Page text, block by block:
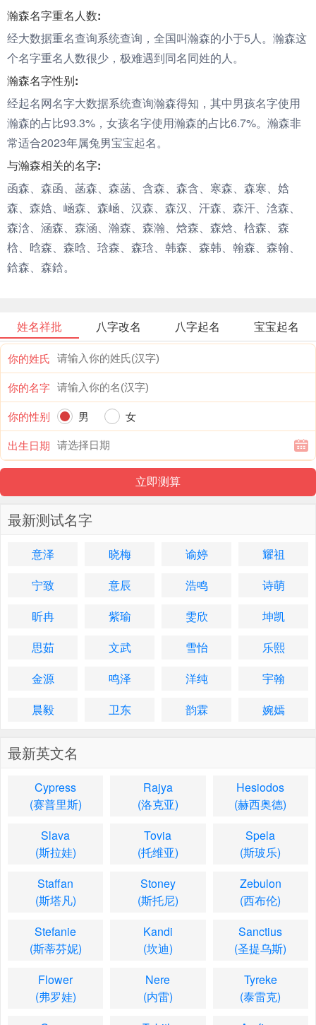
瀚森名字重名人数:
经大数据重名查询系统查询，全国叫瀚森的小于5人。瀚森这
个名字重名人数很少，极难遇到同名同姓的人。
瀚森名字性别:
经起名网名字大数据系统查询瀚森得知，其中男孩名字使用
瀚森的占比93.3%，女孩名字使用瀚森的占比6.7%。瀚森非
常适合2023年属兔男宝宝起名。
与瀚森相关的名字:
函森、森函、菡森、森菡、含森、森含、寒森、森寒、娢
森、森娢、崡森、森崡、汉森、森汉、汗森、森汗、浛森、
森浛、涵森、森涵、瀚森、森瀚、焓森、森焓、梒森、森
梒、晗森、森晗、琀森、森琀、韩森、森韩、翰森、森翰、
鋡森、森鋡。
姓名祥批 八字改名 八字起名 宝宝起名
你的姓氏
你的名字
你的性别
男
女
出生日期
最新测试名字
意泽 晓梅 谕婷
耀祖
宁致
意辰 浩鸣
诗萌
昕冉
紫瑜 雯欣
坤凯
思茹
文武 雪怡
乐熙
金源
鸣泽 洋纯
宇翰
晨毅
卫东 韵霖 婉嫣
最新英文名
Cypress
(赛普里斯)
Rajya
(洛克亚)
Hesiodos
(赫西奥德)
Slava
(斯拉娃)
Tovia
(托维亚)
Spela
(斯玻乐)
Staffan
(斯塔凡)
Stoney
(斯托尼)
Zebulon
(西布伦)
Stefanie
(斯蒂芬妮)
Kandi
(坎迪)
Sanctius
(圣提乌斯)
Flower
(弗罗娃)
Nere
(内雷)
Tyreke
(泰雷克)